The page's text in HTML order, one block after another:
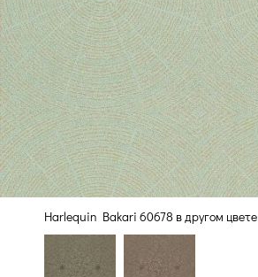
Harlequin Bakari 60678 в другом цвете